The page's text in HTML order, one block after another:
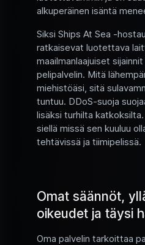
alkuperäinen isäntä
Siksi Ships At Sea -
ratkaisevat luotettava
maailmanlaajuiset
pelipalvelin. Mitä
miehistöäsi, sitä
tuntuu. DDoS-suoja
lisäksi turhilta
siellä missä sen kuuluu
tehtävissä ja tiimipelissä.
Omat säännöt,
oikeudet ja täysi
Oma palvelin tarkoittaa